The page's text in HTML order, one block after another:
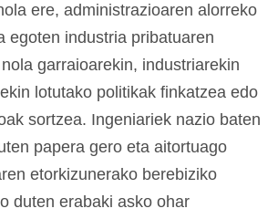
ere, administrazioaren alorreko
egoten industria pribatuaren
garraioarekin, industriarekin
lotutako politikak finkatzea edo
sortzea. Ingeniariek nazio baten
papera gero eta aitortuago
etorkizunerako berebiziko
duten erabaki asko ohar